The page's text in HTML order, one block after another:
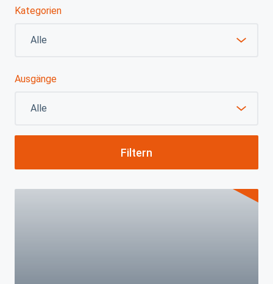
Kategorien
Ausgänge
Filtern